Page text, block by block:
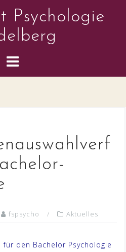
Psychologie
fspsycho Aktuelles
den Bachelor Psychologie